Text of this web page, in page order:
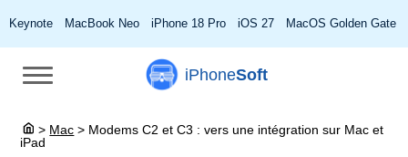
Keynote MacBook Neo iPhone 18 Pro iOS 27 MacOS Golden Gate
iPhoneSoft
> Mac > Modems C2 et C3 : vers une intégration sur Mac et
iPad